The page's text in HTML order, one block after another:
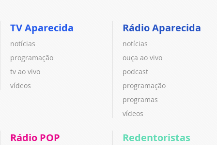
TV Aparecida
notícias
programação
tv ao vivo
vídeos
Rádio Aparecida
notícias
ouça ao vivo
podcast
programação
programas
vídeos
Rádio POP Redentoristas